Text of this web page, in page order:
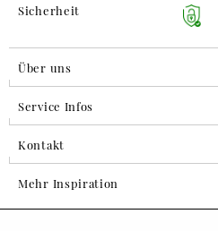
Sicherheit
Über uns
Service Infos
Kontakt
Mehr Inspiration